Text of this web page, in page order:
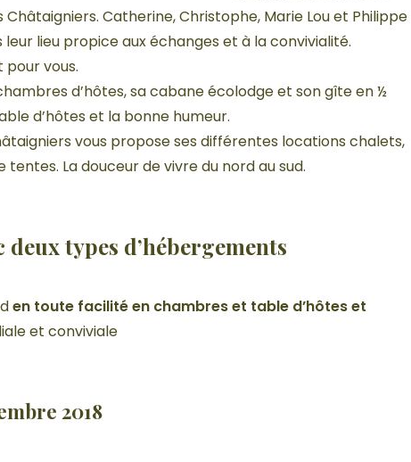
Catherine, Christophe, Marie Lou et Philippe
lieu propice aux échanges et à la convivialité.
pour vous.
d’hôtes, sa cabane écolodge et son gîte en ½
d’hôtes et la bonne humeur.
vous propose ses différentes locations chalets,
La douceur de vivre du nord au sud.
types d’hébergements
en toute facilité en chambres et table d’hôtes et
et conviviale
2018